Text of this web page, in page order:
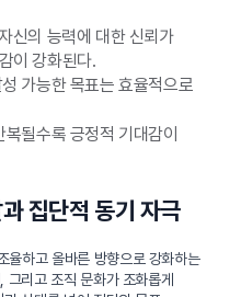
신의 능력에 대한 신뢰가
이 강화된다.
가능한 목표는 효율적으로
될수록 긍정적 기대감이
집단적 동기 자극
율하고 올바른 방향으로 강화하는
리고 조직 문화가 조화롭게